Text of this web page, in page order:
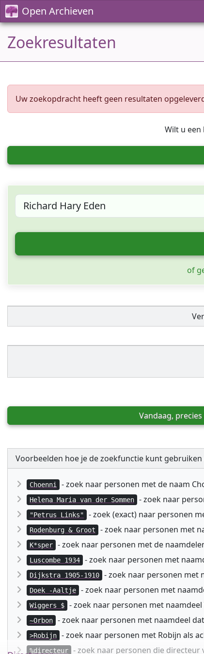
Open Archieven
Zoekresultaten
Uw zoekopdracht heeft geen resultaten
Wilt u
of
Vandaag,
Voorbeelden hoe je de zoekfunctie kunt
Choenni - zoek naar personen met de naam
Helena Maria van der Sommen - zoek naar
"Petrus Links" - zoek (exact) naar personen
Rodenburg & Groot - zoek naar personen met
K*sper - zoek naar personen met de
Luscombe 1934 - zoek naar personen met
Dijkstra 1905-1910 - zoek naar personen met
Doek -Aaltje - zoek naar personen met
Wiggers $ - zoek naar personen met
~Orbon - zoek naar personen met naamdeel
>Robijn - zoek naar personen met Robijn als
%directeur - zoek naar personen die directeur